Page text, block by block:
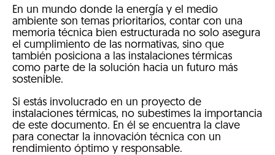
En un mundo donde la energía y el medio
ambiente son temas prioritarios, contar con una
memoria técnica bien estructurada no solo asegura
el cumplimiento de las normativas, sino que
también posiciona a las instalaciones térmicas
como parte de la solución hacia un futuro más
sostenible.
Si estás involucrado en un proyecto de
instalaciones térmicas, no subestimes la importancia
de este documento. En él se encuentra la clave
para conectar la innovación técnica con un
rendimiento óptimo y responsable.